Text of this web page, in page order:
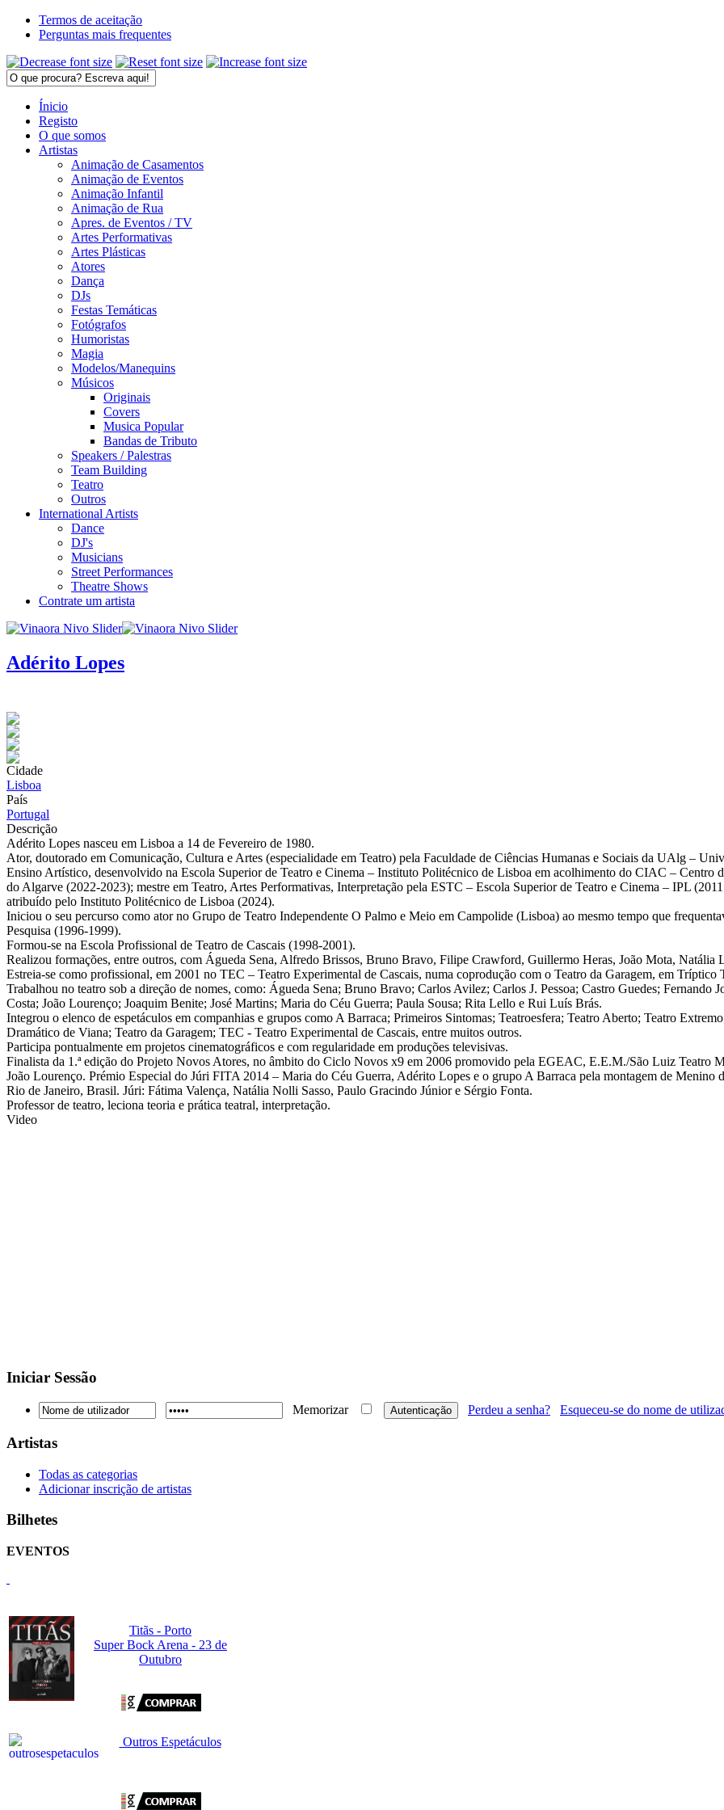
Termos de aceitação
Perguntas mais frequentes
Ínicio
Registo
O que somos
Artistas
Animação de Casamentos
Animação de Eventos
Animação Infantil
Animação de Rua
Apres. de Eventos / TV
Artes Performativas
Artes Plásticas
Atores
Dança
DJs
Festas Temáticas
Fotógrafos
Humoristas
Magia
Modelos/Manequins
Músicos
Originais
Covers
Musica Popular
Bandas de Tributo
Speakers / Palestras
Team Building
Teatro
Outros
International Artists
Dance
DJ's
Musicians
Street Performances
Theatre Shows
Contrate um artista
Adérito Lopes
Cidade
Lisboa
País
Portugal
Descrição
Adérito Lopes nasceu em Lisboa a 14 de Fevereiro de 1980.
Ator, doutorado em Comunicação, Cultura e Artes (especialidade em Teatro) pela Faculdade de Ciências Humanas e Sociais da UAlg –
Ensino Artístico, desenvolvido na Escola Superior de Teatro e Cinema – Instituto Politécnico de Lisboa em acolhimento do CIAC – Centro
do Algarve (2022-2023); mestre em Teatro, Artes Performativas, Interpretação pela ESTC – Escola Superior de Teatro e Cinema – IPL
atribuído pelo Instituto Politécnico de Lisboa (2024).
Iniciou o seu percurso como ator no Grupo de Teatro Independente O Palmo e Meio em Campolide (Lisboa) ao mesmo tempo que
Pesquisa (1996-1999).
Formou-se na Escola Profissional de Teatro de Cascais (1998-2001).
Realizou formações, entre outros, com Águeda Sena, Alfredo Brissos, Bruno Bravo, Filipe Crawford, Guillermo Heras, João Mota, Natália
Estreia-se como profissional, em 2001 no TEC – Teatro Experimental de Cascais, numa coprodução com o Teatro da Garagem, em Tríptico
Trabalhou no teatro sob a direção de nomes, como: Águeda Sena; Bruno Bravo; Carlos Avilez; Carlos J. Pessoa; Castro Guedes;
Costa; João Lourenço; Joaquim Benite; José Martins; Maria do Céu Guerra; Paula Sousa; Rita Lello e Rui Luís Brás.
Integrou o elenco de espetáculos em companhias e grupos como A Barraca; Primeiros Sintomas; Teatroesfera; Teatro Aberto; Teatro
Dramático de Viana; Teatro da Garagem; TEC - Teatro Experimental de Cascais, entre muitos outros.
Participa pontualmente em projetos cinematográficos e com regularidade em produções televisivas.
Finalista da 1.ª edição do Projeto Novos Atores, no âmbito do Ciclo Novos x9 em 2006 promovido pela EGEAC, E.E.M./São Luiz Teatro
João Lourenço. Prémio Especial do Júri FITA 2014 – Maria do Céu Guerra, Adérito Lopes e o grupo A Barraca pela montagem de Menino
Rio de Janeiro, Brasil. Júri: Fátima Valença, Natália Nolli Sasso, Paulo Gracindo Júnior e Sérgio Fonta.
Professor de teatro, leciona teoria e prática teatral, interpretação.
Video
Iniciar Sessão
Memorizar Perdeu a senha? Esqueceu-se do nome de
Artistas
Todas as categorias
Adicionar inscrição de artistas
Bilhetes
EVENTOS
Titãs - Porto
Super Bock Arena - 23 de
Outubro
Outros Espetáculos